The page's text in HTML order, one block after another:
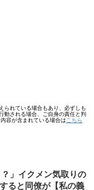
られている場合もあり、必ずしも
動される場合、ご自身の責任と判
容が含まれている場合はこちら
」イクメン気取りの
ると同僚が【私の義